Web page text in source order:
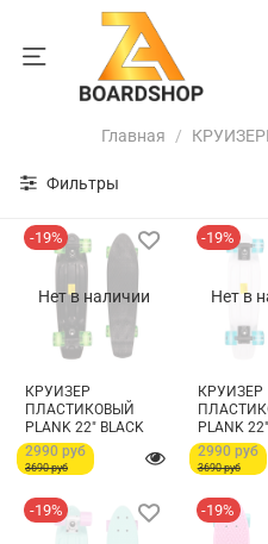
Главная
Фильтры
Нет в наличии
-19%
КРУИЗЕР
ПЛАСТИКОВЫЙ
PLANK 22" BLACK
2990 руб
3690 руб
Нет в
-19%
КРУИЗЕР
PLANK
2990 руб
3690 руб
-19% -19%